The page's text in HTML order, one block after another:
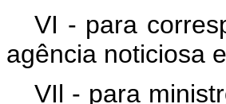
VI - para
agência noticiosa
VIl - para